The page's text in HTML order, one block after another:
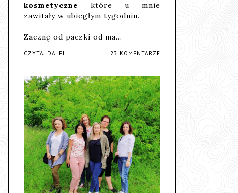
kosmetyczne które u mnie
zawitały w ubiegłym tygodniu.
Zacznę od paczki od ma…
CZYTAJ DALEJ 23 KOMENTARZE